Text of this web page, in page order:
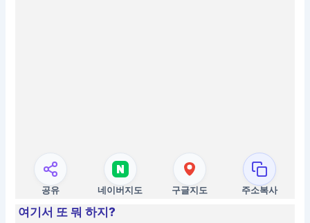
공유 네이버지도 구글지도 주소복사
여기서 또 뭐 하지?